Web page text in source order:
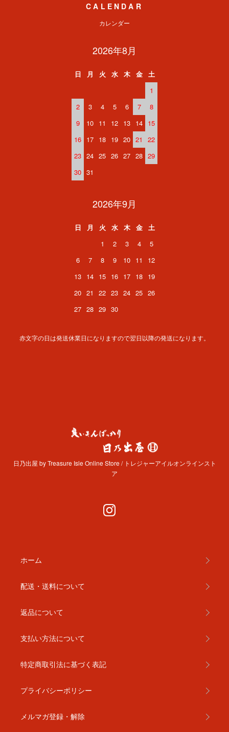
CALENDAR
カレンダー
2026年8月
日 月 火 水 木 金
土
1
2
3 4 5 6 7
8
9
10 11 12 13 14 15
16 17 18 19 20 21
22
23 24 25 26 27 28 29
30 31
2026年9月
日 月 火 水 木 金
土
1
2 3 4
5
6
7 8 9 10 11
12
13 14 15 16 17 18 19
20 21 22 23 24 25 26
27 28 29 30
赤文字の日は発送休業日になりますので翌日以降の発送になります。
日乃出屋 by Treasure Isle Online Store / トレジャーアイルオンラインスト
ア
ホーム
配送・送料について
返品について
支払い方法について
特定商取引法に基づく表記
プライバシーポリシー
メルマガ登録・解除